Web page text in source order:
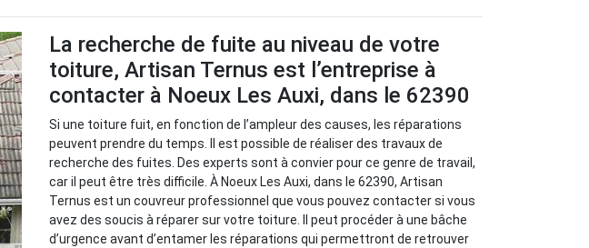
La recherche de fuite au niveau de votre
toiture, Artisan Ternus est l’entreprise à
contacter à Noeux Les Auxi, dans le 62390
Si une toiture fuit, en fonction de l’ampleur des causes, les réparations
peuvent prendre du temps. Il est possible de réaliser des travaux de
recherche des fuites. Des experts sont à convier pour ce genre de travail,
car il peut être très difficile. À Noeux Les Auxi, dans le 62390, Artisan
Ternus est un couvreur professionnel que vous pouvez contacter si vous
avez des soucis à réparer sur votre toiture. Il peut procéder à une bâche
d’urgence avant d’entamer les réparations qui permettront de retrouver